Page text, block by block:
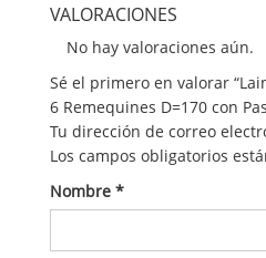
VALORACIONES
No hay valoraciones aún.
Sé el primero en valorar
6 Remequines D=170 con
Tu dirección de correo
Los campos obligatorios
Nombre *